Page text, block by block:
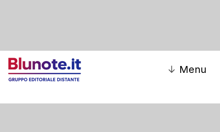
↓ Menu